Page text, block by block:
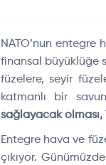
NATO’nun
finansal büyüklüğe
füzelere, seyir
katmanlı bir
sağlayacak olması,
Entegre hava ve
çıkıyor.